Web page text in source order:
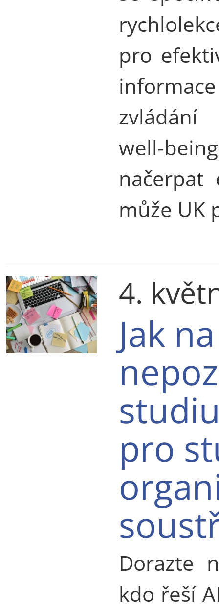
pro
může UK
4.
Jak
pro
Dorazte
kdo řeší